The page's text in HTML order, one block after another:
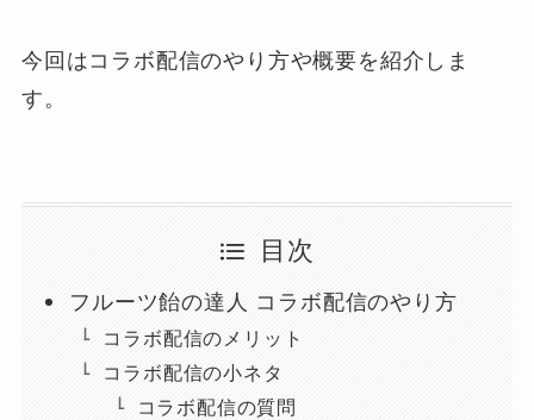
今回はコラボ配信のやり方や概要を紹介しま
す。
目次
フルーツ飴の達人 コラボ配信のやり方
コラボ配信のメリット
コラボ配信の小ネタ
コラボ配信の質問